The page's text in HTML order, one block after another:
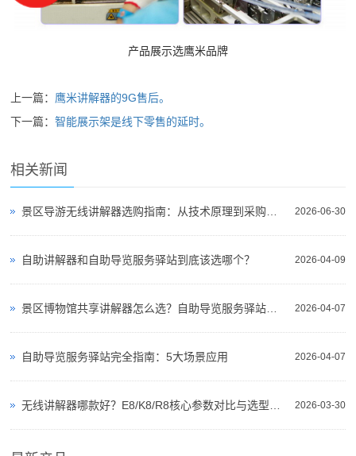
产品展示选鹰米品牌
上一篇： 鹰米讲解器的9G售后。
下一篇：智能展示架是线下零售的延时。
相关新闻
2026-06-30
2026-04-09
自助讲解器和自助导览服务驿站到底该选哪个？
2026-04-07
2026-04-07
自助导览服务驿站完全指南：5大场景应用
2026-03-30